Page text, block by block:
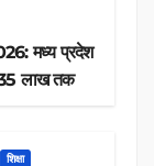
मध्य प्रदेश
लाख तक
शिक्षा